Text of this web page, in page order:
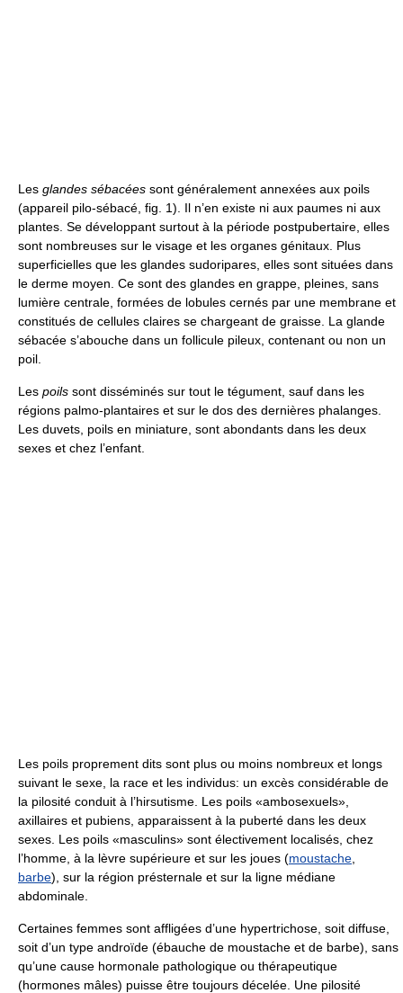
Les glandes sébacées sont généralement annexées aux poils
(appareil pilo-sébacé, fig. 1). Il n’en existe ni aux paumes ni aux
plantes. Se développant surtout à la période postpubertaire, elles
sont nombreuses sur le visage et les organes génitaux. Plus
superficielles que les glandes sudoripares, elles sont situées dans
le derme moyen. Ce sont des glandes en grappe, pleines, sans
lumière centrale, formées de lobules cernés par une membrane et
constitués de cellules claires se chargeant de graisse. La glande
sébacée s’abouche dans un follicule pileux, contenant ou non un
poil.
Les poils sont disséminés sur tout le tégument, sauf dans les
régions palmo-plantaires et sur le dos des dernières phalanges.
Les duvets, poils en miniature, sont abondants dans les deux
sexes et chez l’enfant.
Les poils proprement dits sont plus ou moins nombreux et longs
suivant le sexe, la race et les individus: un excès considérable de
la pilosité conduit à l’hirsutisme. Les poils «ambosexuels»,
axillaires et pubiens, apparaissent à la puberté dans les deux
sexes. Les poils «masculins» sont électivement localisés, chez
l’homme, à la lèvre supérieure et sur les joues (moustache
barbe), sur la région présternale et sur la ligne médiane
abdominale.
Certaines femmes sont affligées d’une hypertrichose, soit diffuse,
soit d’un type androïde (ébauche de moustache et de barbe), sans
qu’une cause hormonale pathologique ou thérapeutique
(hormones mâles) puisse être toujours décelée. Une pilosité